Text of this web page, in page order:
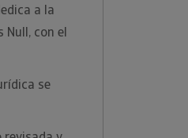
a la
Null, con el
se